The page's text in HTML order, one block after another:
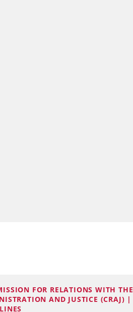
FOR RELATIONS WITH THE
AND JUSTICE (CRAJ) |